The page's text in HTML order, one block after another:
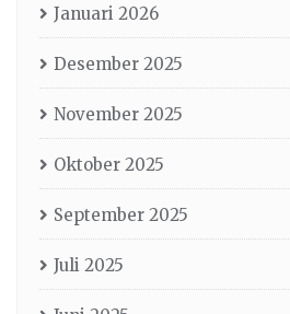
Januari 2026
Desember 2025
November 2025
Oktober 2025
September 2025
Juli 2025